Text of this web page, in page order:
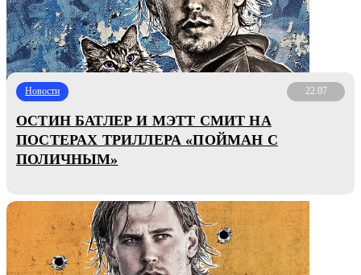
Новости 22.07
ОСТИН БАТЛЕР И МЭТТ СМИТ НА
ПОСТЕРАХ ТРИЛЛЕРА «ПОЙМАН С
ПОЛИЧНЫМ»